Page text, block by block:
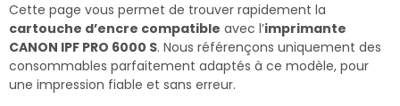
Cette page vous permet de trouver rapidement la
cartouche d’encre compatible avec l’imprimante
CANON IPF PRO 6000 S. Nous référençons uniquement des
consommables parfaitement adaptés à ce modèle, pour
une impression fiable et sans erreur.